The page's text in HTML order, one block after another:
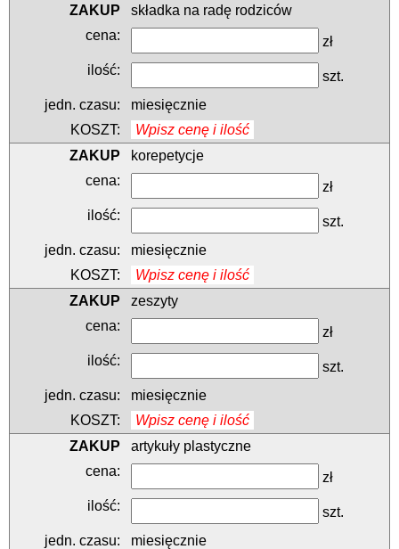
składka na radę rodziców
zł
szt.
miesięcznie
Wpisz cenę i ilość
korepetycje
zł
szt.
miesięcznie
Wpisz cenę i ilość
zeszyty
zł
szt.
miesięcznie
Wpisz cenę i ilość
artykuły plastyczne
zł
szt.
miesięcznie